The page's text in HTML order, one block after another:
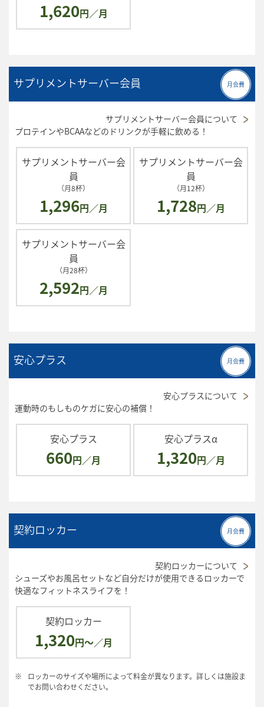
1,620円／月
サプリメントサーバー会員 月会費
サプリメントサーバー会員について
プロテインやBCAAなどのドリンクが手軽に飲める！
サプリメントサーバー会
員
（月8杯）
1,296円／月
サプリメントサーバー会
員
（月12杯）
1,728円／月
サプリメントサーバー会
員
（月28杯）
2,592円／月
安心プラス 月会費
安心プラスについて
運動時のもしものケガに安心の補償！
安心プラス
660円／月
安心プラスα
1,320円／月
契約ロッカー 月会費
契約ロッカーについて
シューズやお風呂セットなど自分だけが使用できるロッカーで
快適なフィットネスライフを！
契約ロッカー
1,320円～／月
※
ロッカーのサイズや場所によって料金が異なります。詳しくは施設ま
でお問い合わせください。